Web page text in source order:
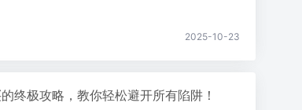
2025-10-23
终极攻略，教你轻松避开所有陷阱！